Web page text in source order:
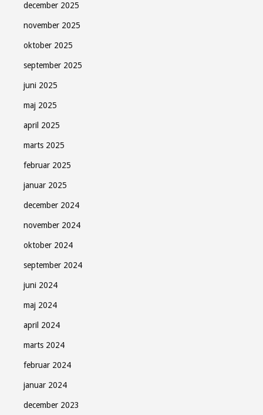
december 2025
november 2025
oktober 2025
september 2025
juni 2025
maj 2025
april 2025
marts 2025
februar 2025
januar 2025
december 2024
november 2024
oktober 2024
september 2024
juni 2024
maj 2024
april 2024
marts 2024
februar 2024
januar 2024
december 2023